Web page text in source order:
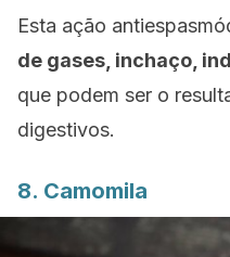
Esta ação
de gases, inchaço,
que podem ser o
digestivos.
8. Camomila